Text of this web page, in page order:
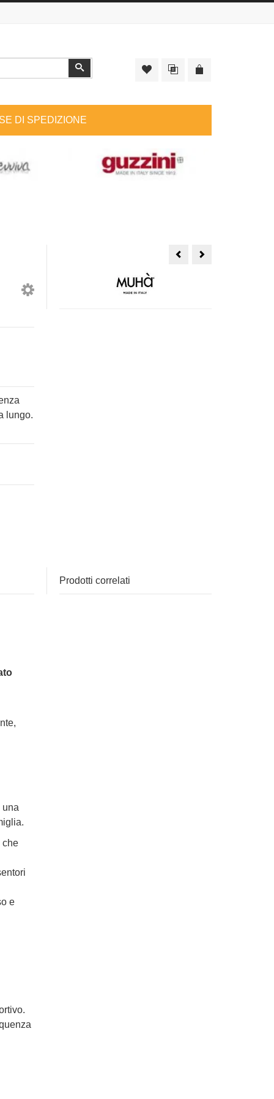
DI SPEDIZIONE
lungo.
Muhà
Profuma
Muhà
una
che
e
Prodotti correlati